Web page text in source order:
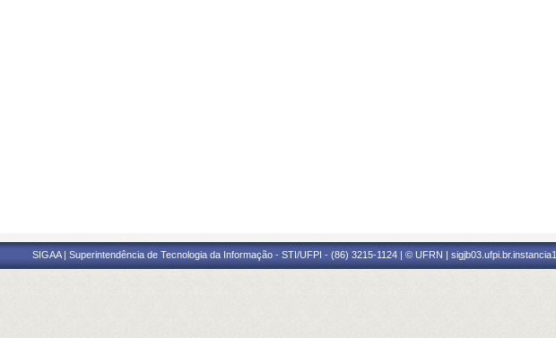
SIGAA | Superintendência de Tecnologia da Informação - STI/UFPI - (86) 3215-1124 | © UFRN | sigjb03.ufpi.br.instancia1